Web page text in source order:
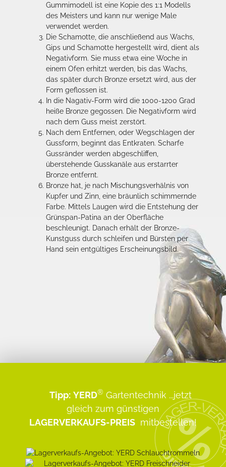
Gummimodell ist eine Kopie des 1:1 Modells
des Meisters und kann nur wenige Male
verwendet werden.
Die Schamotte, die anschließend aus Wachs,
Gips und Schamotte hergestellt wird, dient als
Negativform. Sie muss etwa eine Woche in
einem Ofen erhitzt werden, bis das Wachs,
das später durch Bronze ersetzt wird, aus der
Form geflossen ist.
In die Nagativ-Form wird die 1000-1200 Grad
heiße Bronze gegossen. Die Negativform wird
nach dem Guss meist zerstört.
Nach dem Entfernen, oder Wegschlagen der
Gussform, beginnt das Entkraten. Scharfe
Gussränder werden abgeschliffen,
überstehende Gusskanäle aus erstarrter
Bronze entfernt.
Bronze hat, je nach Mischungsverhälnis von
Kupfer und Zinn, eine bräunlich schimmernde
Farbe. Mittels Laugen wird die Entstehung der
Grünspan-Patina an der Oberfläche
beschleunigt. Danach erhält der Bronze-
Kunstguss durch schleifen und Bürsten per
Hand sein entgültiges Erscheinungsbild.
Tipp: YERD® Gartentechnik ...jetzt
gleich zum günstigen
LAGERVERKAUFS-PREIS mitbestellen!